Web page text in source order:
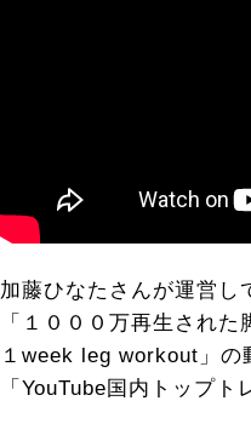
加藤ひなたさんが運営し
「１０００万再生され
１week leg workout」の
「YouTube国内トップ